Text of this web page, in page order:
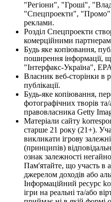
"Регіони", "Гроші",
"Спецпроекти", "Промо"
реклами.
Розділ Спецпроекти
комерційними
Будь яке копіювання,
поширення інформації,
"Інтерфакс-Україна",
Власник веб-сторінки в
публікації.
Будь-яке копіювання,
фотографічних творів та/
правовласника Getty
Матеріали сайту
старше 21 року (21+).
викликати ігрову
(принципів)
ознак залежності
Пам'ятайте, що участь в
джерелом доходів або
Інформаційний ресурс
ігри на реальні та/або